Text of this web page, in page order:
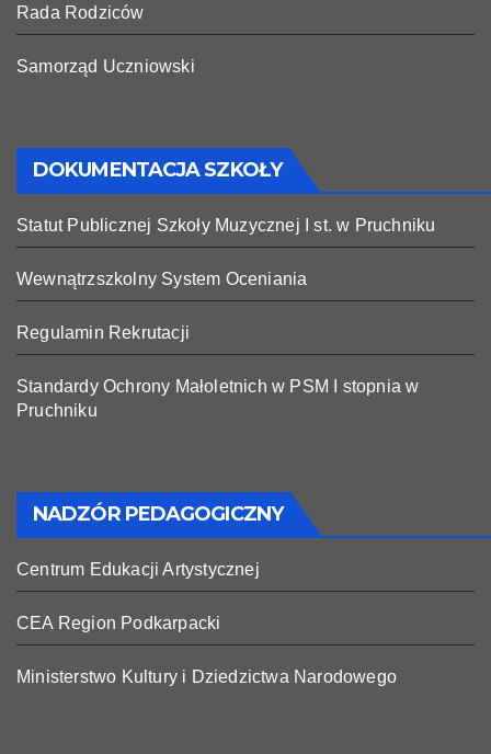
Rada Rodziców
Samorząd Uczniowski
DOKUMENTACJA SZKOŁY
Statut Publicznej Szkoły Muzycznej I st. w Pruchniku
Wewnątrzszkolny System Oceniania
Regulamin Rekrutacji
Standardy Ochrony Małoletnich w PSM I stopnia w
Pruchniku
NADZÓR PEDAGOGICZNY
Centrum Edukacji Artystycznej
CEA Region Podkarpacki
Ministerstwo Kultury i Dziedzictwa Narodowego